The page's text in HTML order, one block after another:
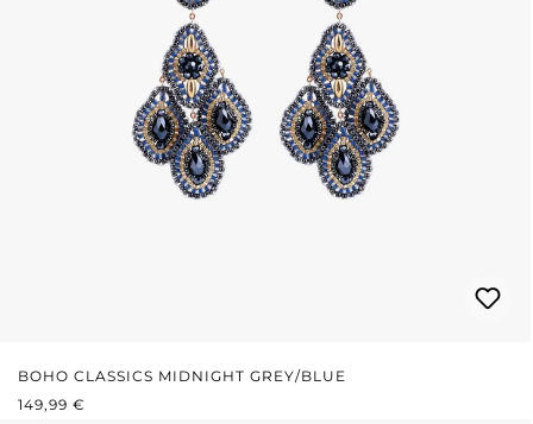
BOHO CLASSICS MIDNIGHT GREY/BLUE
PRIX RÉGULIER :
149,99 €